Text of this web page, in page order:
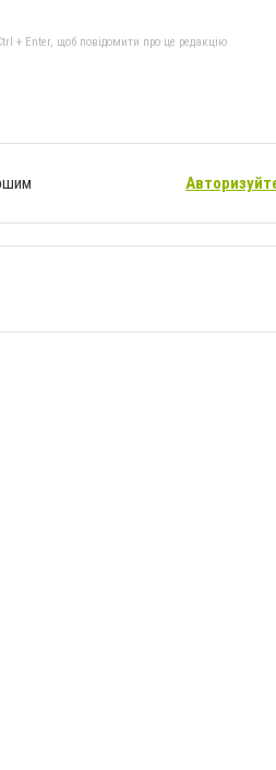
+ Enter, щоб повідомити про це редакцію